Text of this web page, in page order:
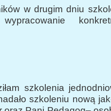
w drugim dniu
szkolenia
szkoleniu nową